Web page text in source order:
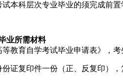
本科层次专业毕业的须完成前置
业所需材料
等教育自学考试毕业申请表》，
份证复印件一份（正、反复印）